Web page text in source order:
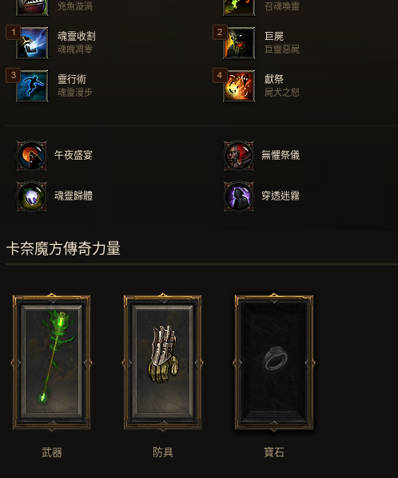
兇魚漩渦 召魂喚靈
魂靈收割
魂魄凋零
巨屍
巨靈惡屍
靈行術
魂靈漫步
獻祭
屍犬之怒
午夜盛宴 無懼祭儀
魂靈歸體 穿透迷霧
卡奈魔方傳奇力量
武器 防具 寶石